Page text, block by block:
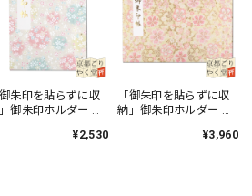
帳 京都 金襴 龍虎(黒)大判サイズ
24
早速 届きました。 ありがとうござ
金襴の御朱印帳✨ 黒地に金銀糸の 龍
✨ 緑地の御朱印帳が欲しかったので
御朱印を貼らずに収
御朱印ホルダー 書
イズ 淡色丸模様に桜
¥2,530
「御朱印を貼らずに収
納」御朱印ホルダー 書
きサイズ 籠目文様に桜
¥3,960